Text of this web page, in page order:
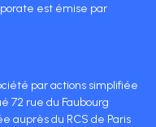
est émise par
par actions simplifiée
72 rue du Faubourg
auprès du RCS de Paris